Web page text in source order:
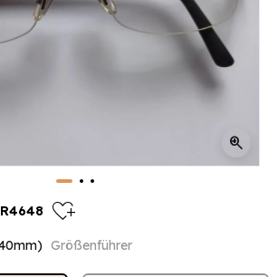
zoom_in
heart_plus
Größenführer